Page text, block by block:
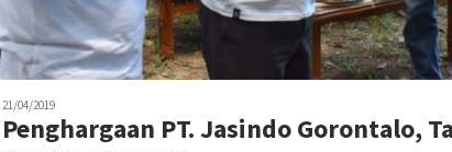
21/04/2019
Penghargaan PT. Jasindo Gorontalo,